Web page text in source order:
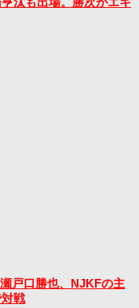
戸口勝也、NJKFの主
戦